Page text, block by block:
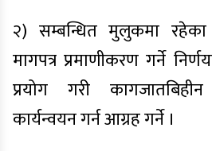
२) सम्बन्धित मुलुकमा रहेका
मागपत्र प्रमाणीकरण गर्ने
प्रयोग गरी कागजातबिहीन
कार्यन्वयन गर्न आग्रह गर्ने ।